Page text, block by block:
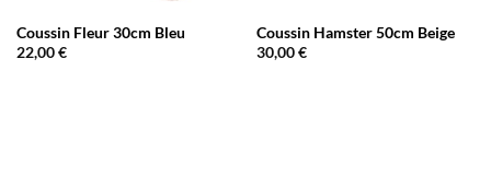
Coussin Fleur 30cm Bleu
22,00€
Coussin Hamster 50cm Beige
30,00€